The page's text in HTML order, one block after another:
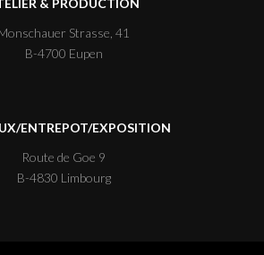
& PRODUCTION
Strasse, 41
B-4700 Eupen
ENTREPOT/EXPOSITION
Route de Goe 9
B-4830 Limbourg